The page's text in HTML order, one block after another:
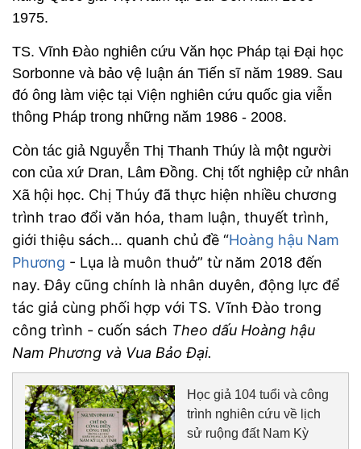
1975.
TS. Vĩnh Đào nghiên cứu Văn học Pháp tại Đại học
Sorbonne và bảo vệ luận án Tiến sĩ năm 1989. Sau
đó ông làm việc tại Viện nghiên cứu quốc gia viễn
thông Pháp trong những năm 1986 - 2008.
Còn tác giả Nguyễn Thị Thanh Thúy là một người
con của xứ Dran, Lâm Đồng. Chị tốt nghiệp cử nhân
Xã hội học. Chị Thúy đã thực hiện nhiều chương
trình trao đổi văn hóa, tham luận, thuyết trình,
giới thiệu sách… quanh chủ đề “Hoàng hậu Nam
Phương - Lụa là muôn thuở” từ năm 2018 đến
nay. Đây cũng chính là nhân duyên, động lực để
tác giả cùng phối hợp với TS. Vĩnh Đào trong
công trình - cuốn sách Theo dấu Hoàng hậu
Nam Phương và Vua Bảo Đại.
Học giả 104 tuổi và công
trình nghiên cứu về lịch
sử ruộng đất Nam Kỳ